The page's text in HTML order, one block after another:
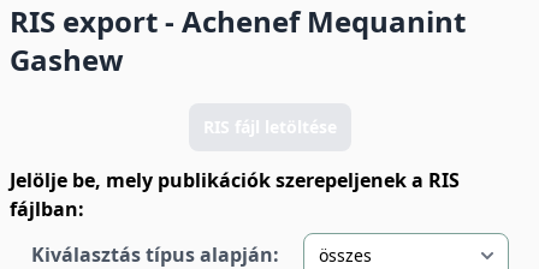
RIS export - Achenef Mequanint
Gashew
RIS fájl letöltése
Jelölje be, mely publikációk szerepeljenek a RIS
fájlban:
Kiválasztás típus alapján: